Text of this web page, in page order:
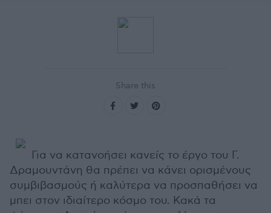
Share this
Για να κατανοήσει κανείς το έργο του Γ.
Δραμουντάνη θα πρέπει να κάνει ορισμένους
συμβιβασμούς ή καλύτερα να προσπαθήσει να
μπει στον ιδιαίτερο κόσμο του. Κακά τα